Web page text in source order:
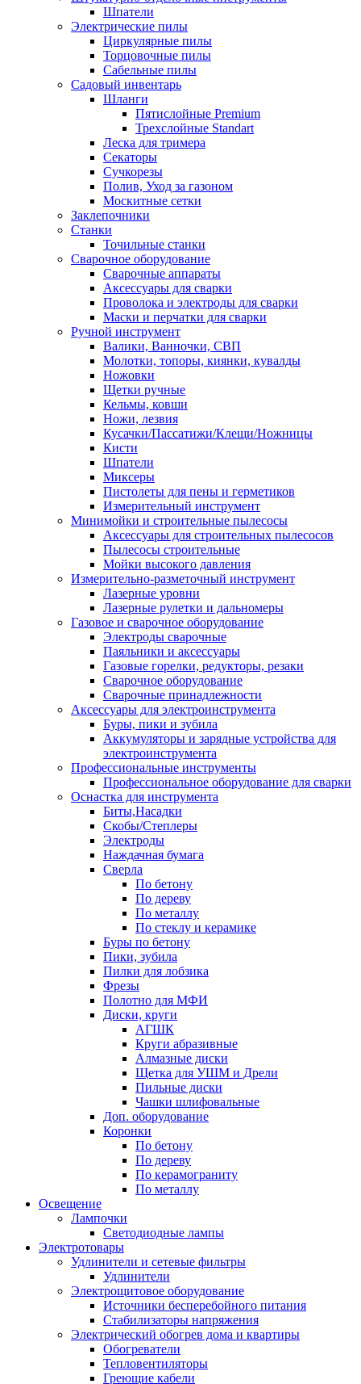
Шпатели
Электрические пилы
Циркулярные пилы
Торцовочные пилы
Сабельные пилы
Садовый инвентарь
Шланги
Пятислойные Premium
Трехслойные Standart
Леска для тримера
Секаторы
Сучкорезы
Полив, Уход за газоном
Москитные сетки
Заклепочники
Станки
Точильные станки
Сварочное оборудование
Сварочные аппараты
Аксессуары для сварки
Проволока и электроды для сварки
Маски и перчатки для сварки
Ручной инструмент
Валики, Ванночки, СВП
Молотки, топоры, киянки, кувалды
Ножовки
Щетки ручные
Кельмы, ковши
Ножи, лезвия
Кусачки/Пассатижи/Клещи/Ножницы
Кисти
Шпатели
Миксеры
Пистолеты для пены и герметиков
Измерительный инструмент
Минимойки и строительные пылесосы
Аксессуары для строительных пылесосов
Пылесосы строительные
Мойки высокого давления
Измерительно-разметочный инструмент
Лазерные уровни
Лазерные рулетки и дальномеры
Газовое и сварочное оборудование
Электроды сварочные
Паяльники и аксессуары
Газовые горелки, редукторы, резаки
Сварочное оборудование
Сварочные принадлежности
Аксессуары для электроинструмента
Буры, пики и зубила
Аккумуляторы и зарядные устройства для
электроинструмента
Профессиональные инструменты
Профессиональное оборудование для сварки
Оснастка для инструмента
Биты,Насадки
Скобы/Степлеры
Электроды
Наждачная бумага
Сверла
По бетону
По дереву
По металлу
По стеклу и керамике
Буры по бетону
Пики, зубила
Пилки для лобзика
Фрезы
Полотно для МФИ
Диски, круги
АГШК
Круги абразивные
Алмазные диски
Щетка для УШМ и Дрели
Пильные диски
Чашки шлифовальные
Доп. оборудование
Коронки
По бетону
По дереву
По керамограниту
По металлу
Освещение
Лампочки
Светодиодные лампы
Электротовары
Удлинители и сетевые фильтры
Удлинители
Электрощитовое оборудование
Источники бесперебойного питания
Стабилизаторы напряжения
Электрический обогрев дома и квартиры
Обогреватели
Тепловентиляторы
Греющие кабели